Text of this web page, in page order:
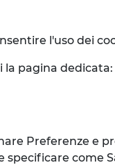
l'uso dei
la pagina dedicata:
Preferenze e
specificare